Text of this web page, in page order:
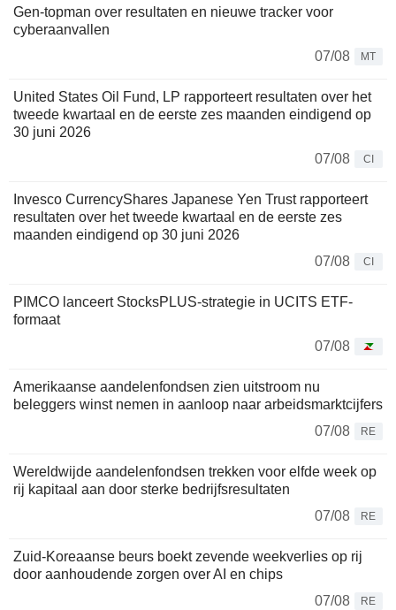
Gen-topman over resultaten en nieuwe tracker voor
cyberaanvallen
07/08
MT
United States Oil Fund, LP rapporteert resultaten over het
tweede kwartaal en de eerste zes maanden eindigend op
30 juni 2026
07/08
CI
Invesco CurrencyShares Japanese Yen Trust rapporteert
resultaten over het tweede kwartaal en de eerste zes
maanden eindigend op 30 juni 2026
07/08
CI
PIMCO lanceert StocksPLUS-strategie in UCITS ETF-
formaat
07/08
Amerikaanse aandelenfondsen zien uitstroom nu
beleggers winst nemen in aanloop naar arbeidsmarktcijfers
07/08
RE
Wereldwijde aandelenfondsen trekken voor elfde week op
rij kapitaal aan door sterke bedrijfsresultaten
07/08
RE
Zuid-Koreaanse beurs boekt zevende weekverlies op rij
door aanhoudende zorgen over AI en chips
07/08
RE